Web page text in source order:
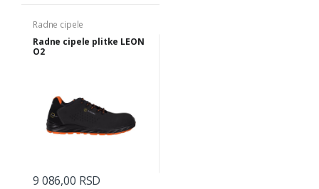
Radne cipele
Radne cipele plitke LEON
O2
9 086,00 RSD